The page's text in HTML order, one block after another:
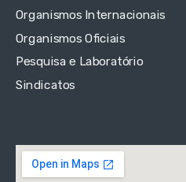
Organismos Internacionais
Organismos Oficiais
Pesquisa e Laboratório
Sindicatos